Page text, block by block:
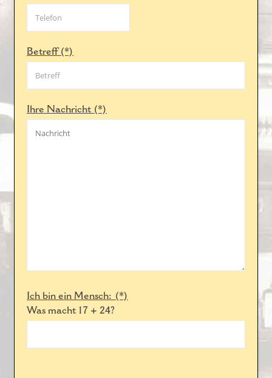
Betreff (*)
Ihre Nachricht (*)
Ich bin ein Mensch: (*)
Was macht 17 + 24?